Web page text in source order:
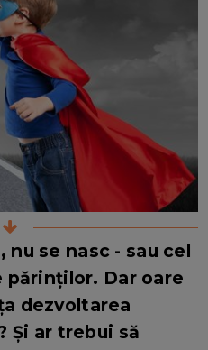
nu se nasc - sau cel
părinților. Dar oare
dezvoltarea
Și ar trebui să